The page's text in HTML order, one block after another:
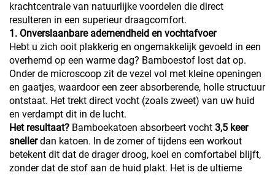
krachtcentrale van natuurlijke voordelen die direct
resulteren in een superieur draagcomfort.
1. Onverslaanbare ademendheid en vochtafvoer
Hebt u zich ooit plakkerig en ongemakkelijk gevoeld in een
overhemd op een warme dag? Bamboestof lost dat op.
Onder de microscoop zit de vezel vol met kleine openingen
en gaatjes, waardoor een zeer absorberende, holle structuur
ontstaat. Het trekt direct vocht (zoals zweet) van uw huid
en verdampt dit in de lucht.
Het resultaat? Bamboekatoen absorbeert vocht 3,5 keer
snellerdan katoen. In de zomer of tijdens een workout
betekent dit dat de drager droog, koel en comfortabel blijft,
zonder dat de stof aan de huid plakt. Het is de ultieme